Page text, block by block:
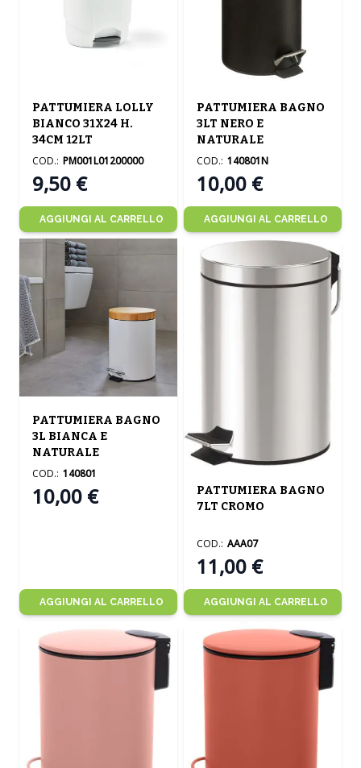
PATTUMIERA LOLLY
BIANCO 31X24 H.
34CM 12LT
9,50 €
COD.: PM001L01200000
AGGIUNGI AL CARRELLO
PATTUMIERA BAGNO
3LT NERO E
NATURALE
10,00 €
COD.: 140801N
AGGIUNGI AL CARRELLO
PATTUMIERA BAGNO
3L BIANCA E
NATURALE
10,00 €
COD.: 140801
AGGIUNGI AL CARRELLO
PATTUMIERA BAGNO
7LT CROMO
11,00 €
COD.: AAA07
AGGIUNGI AL CARRELLO